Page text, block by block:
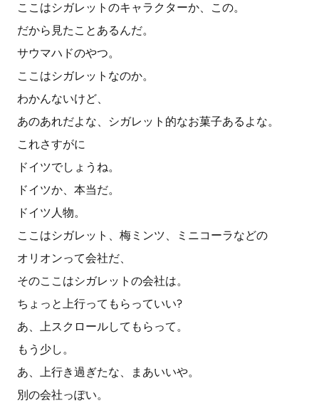
ここはシガレットのキャラクターか、この。
だから見たことあるんだ。
サウマハドのやつ。
ここはシガレットなのか。
わかんないけど、
あのあれだよな、シガレット的なお菓子あるよな。
これさすがに
ドイツでしょうね。
ドイツか、本当だ。
ドイツ人物。
ここはシガレット、梅ミンツ、ミニコーラなどの
オリオンって会社だ、
そのここはシガレットの会社は。
ちょっと上行ってもらっていい?
あ、上スクロールしてもらって。
もう少し。
あ、上行き過ぎたな、まあいいや。
別の会社っぽい。